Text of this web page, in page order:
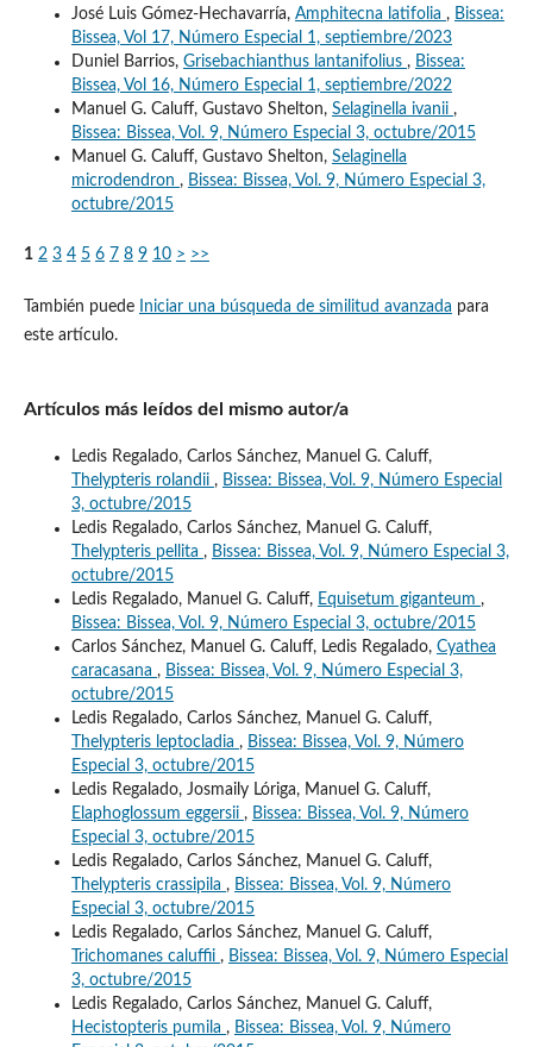
José Luis Gómez-Hechavarría, Amphitecna latifolia , Bissea:
Bissea, Vol 17, Número Especial 1, septiembre/2023
Duniel Barrios, Grisebachianthus lantanifolius , Bissea:
Bissea, Vol 16, Número Especial 1, septiembre/2022
Manuel G. Caluff, Gustavo Shelton, Selaginella ivanii ,
Bissea: Bissea, Vol. 9, Número Especial 3, octubre/2015
Manuel G. Caluff, Gustavo Shelton, Selaginella
microdendron , Bissea: Bissea, Vol. 9, Número Especial 3,
octubre/2015
1 2 3 4 5 6 7 8 9 10 > >>
También puede Iniciar una búsqueda de similitud avanzada para
este artículo.
Artículos más leídos del mismo autor/a
Ledis Regalado, Carlos Sánchez, Manuel G. Caluff,
Thelypteris rolandii , Bissea: Bissea, Vol. 9, Número Especial
3, octubre/2015
Ledis Regalado, Carlos Sánchez, Manuel G. Caluff,
Thelypteris pellita , Bissea: Bissea, Vol. 9, Número Especial 3,
octubre/2015
Ledis Regalado, Manuel G. Caluff, Equisetum giganteum ,
Bissea: Bissea, Vol. 9, Número Especial 3, octubre/2015
Carlos Sánchez, Manuel G. Caluff, Ledis Regalado, Cyathea
caracasana , Bissea: Bissea, Vol. 9, Número Especial 3,
octubre/2015
Ledis Regalado, Carlos Sánchez, Manuel G. Caluff,
Thelypteris leptocladia , Bissea: Bissea, Vol. 9, Número
Especial 3, octubre/2015
Ledis Regalado, Josmaily Lóriga, Manuel G. Caluff,
Elaphoglossum eggersii , Bissea: Bissea, Vol. 9, Número
Especial 3, octubre/2015
Ledis Regalado, Carlos Sánchez, Manuel G. Caluff,
Thelypteris crassipila , Bissea: Bissea, Vol. 9, Número
Especial 3, octubre/2015
Ledis Regalado, Carlos Sánchez, Manuel G. Caluff,
Trichomanes caluffii , Bissea: Bissea, Vol. 9, Número Especial
3, octubre/2015
Ledis Regalado, Carlos Sánchez, Manuel G. Caluff,
Hecistopteris pumila , Bissea: Bissea, Vol. 9, Número